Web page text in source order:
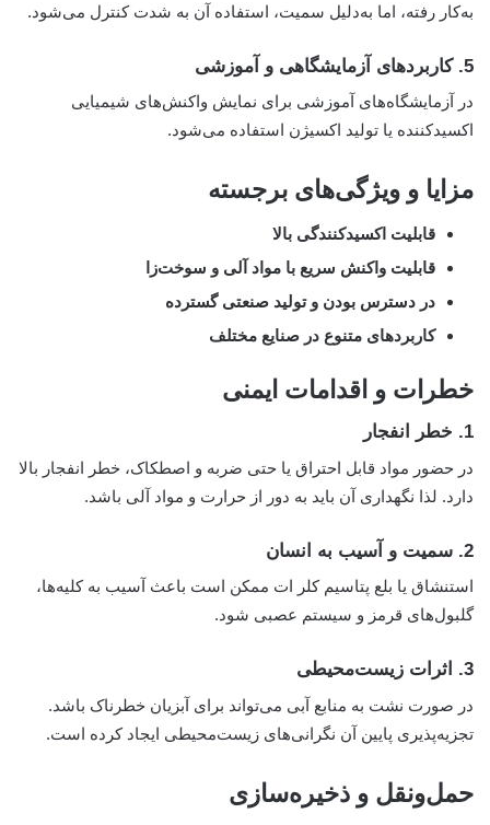
به‌کار رفته، اما به‌دلیل سمیت، استفاده آن به شدت کنترل می‌شود.
5. کاربردهای آزمایشگاهی و آموزشی
در آزمایشگاه‌های آموزشی برای نمایش واکنش‌های شیمیایی
اکسیدکننده یا تولید اکسیژن استفاده می‌شود.
مزایا و ویژگی‌های برجسته
قابلیت اکسیدکنندگی بالا
قابلیت واکنش سریع با مواد آلی و سوخت‌زا
در دسترس بودن و تولید صنعتی گسترده
کاربردهای متنوع در صنایع مختلف
خطرات و اقدامات ایمنی
1. خطر انفجار
در حضور مواد قابل احتراق یا حتی ضربه و اصطکاک، خطر انفجار بالا
دارد. لذا نگهداری آن باید به دور از حرارت و مواد آلی باشد.
2. سمیت و آسیب به انسان
استنشاق یا بلع پتاسیم کلر ات ممکن است باعث آسیب به کلیه‌ها،
گلبول‌های قرمز و سیستم عصبی شود.
3. اثرات زیست‌محیطی
در صورت نشت به منابع آبی می‌تواند برای آبزیان خطرناک باشد.
تجزیه‌پذیری پایین آن نگرانی‌های زیست‌محیطی ایجاد کرده است.
حمل‌ونقل و ذخیره‌سازی